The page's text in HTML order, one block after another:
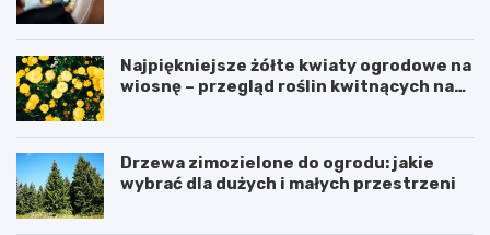
Najpiękniejsze żółte kwiaty ogrodowe na
wiosnę – przegląd roślin kwitnących na
Drzewa zimozielone do ogrodu: jakie
wybrać dla dużych i małych przestrzeni